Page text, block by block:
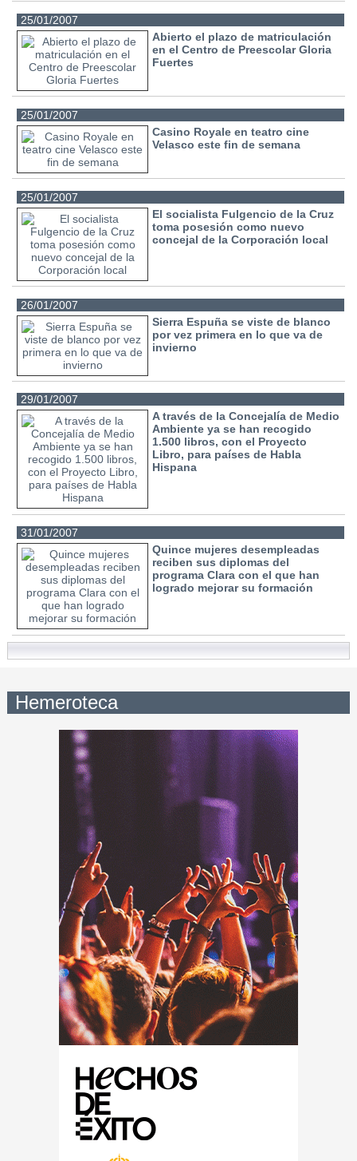
25/01/2007
Abierto el plazo de matriculación
en el Centro de Preescolar Gloria
Fuertes
25/01/2007
Casino Royale en teatro cine
Velasco este fin de semana
25/01/2007
El socialista Fulgencio de la Cruz
toma posesión como nuevo
concejal de la Corporación local
26/01/2007
Sierra Espuña se viste de blanco
por vez primera en lo que va de
invierno
29/01/2007
A través de la Concejalía de Medio
Ambiente ya se han recogido
1.500 libros, con el Proyecto
Libro, para países de Habla
Hispana
31/01/2007
Quince mujeres desempleadas
reciben sus diplomas del
programa Clara con el que han
logrado mejorar su formación
Hemeroteca